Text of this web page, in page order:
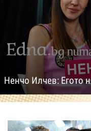
Ненчо Илчев: Егото